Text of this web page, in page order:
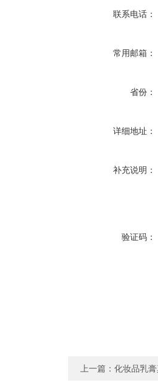
联系电话：
常用邮箱：
省份：
详细地址：
补充说明：
验证码：
上一篇： 化妆品乳